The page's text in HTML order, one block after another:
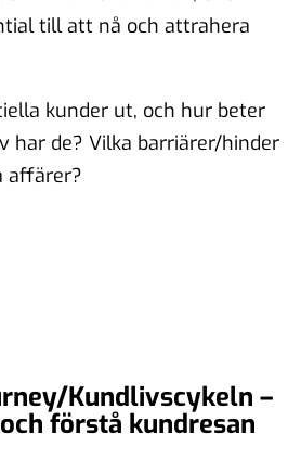
till att nå och attrahera
kunder ut, och hur beter
har de? Vilka barriärer/hinder
affärer?
Kundlivscykeln –
förstå kundresan